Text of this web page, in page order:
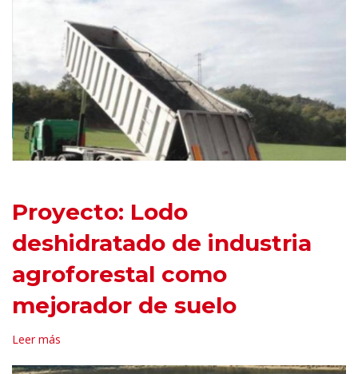
Proyecto: Lodo
deshidratado de industria
agroforestal como
mejorador de suelo
Leer más